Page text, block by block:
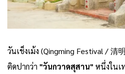
วันเช็งเม้ง (Qingming Festival / 清
ติดปากว่า "วันกวาดสุสาน" หนึ่งในเ